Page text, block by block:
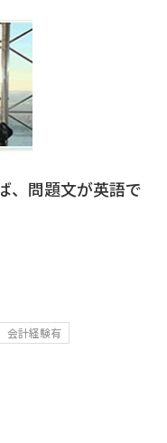
、問題文が英語で
会計経験有